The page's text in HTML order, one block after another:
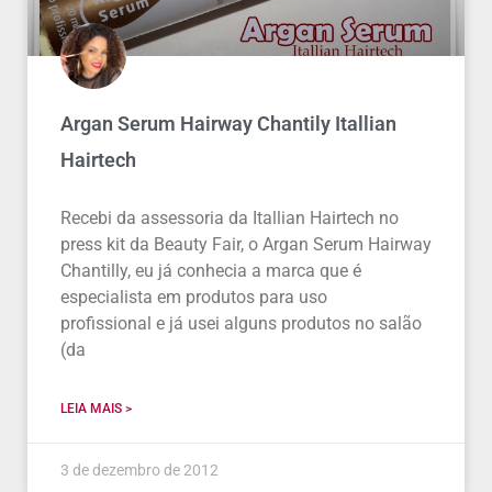
Argan Serum Hairway Chantily Itallian
Hairtech
Recebi da assessoria da Itallian Hairtech no
press kit da Beauty Fair, o Argan Serum Hairway
Chantilly, eu já conhecia a marca que é
especialista em produtos para uso
profissional e já usei alguns produtos no salão
(da
LEIA MAIS >
3 de dezembro de 2012